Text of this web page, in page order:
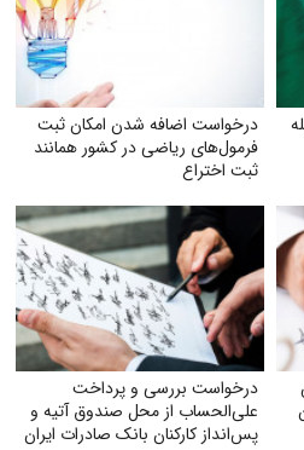
درخواست اضافه شدن امکان ثبت
فرمول‌های ریاضی در کشور همانند
ثبت اختراع
درخواست بررسی و پرداخت
علی‌الحساب از محل صندوق آتیه و
پس‌انداز کارکنان بانک صادرات ایران